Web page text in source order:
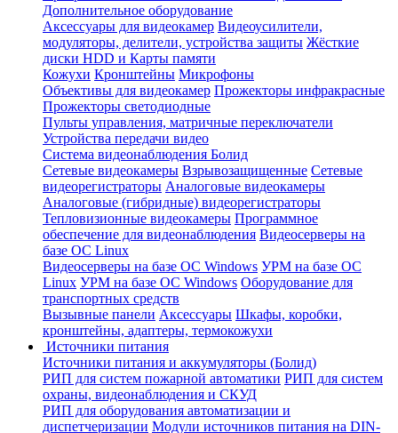
Дополнительное оборудование
Аксессуары для видеокамер Видеоусилители,
модуляторы, делители, устройства защиты Жёсткие
диски HDD и Карты памяти
Кожухи Кронштейны Микрофоны
Объективы для видеокамер Прожекторы инфракрасные
Прожекторы светодиодные
Пульты управления, матричные переключатели
Устройства передачи видео
Система видеонаблюдения Болид
Сетевые видеокамеры Взрывозащищенные Сетевые
видеорегистраторы Аналоговые видеокамеры
Аналоговые (гибридные) видеорегистраторы
Тепловизионные видеокамеры Программное
обеспечение для видеонаблюдения Видеосерверы на
базе ОС Linux
Видеосерверы на базе ОС Windows УРМ на базе ОС
Linux УРМ на базе ОС Windows Оборудование для
транспортных средств
Вызывные панели Аксессуары Шкафы, коробки,
кронштейны, адаптеры, термокожухи
Источники питания
Источники питания и аккумуляторы (Болид)
РИП для систем пожарной автоматики РИП для систем
охраны, видеонаблюдения и СКУД
РИП для оборудования автоматизации и
диспетчеризации Модули источников питания на DIN-